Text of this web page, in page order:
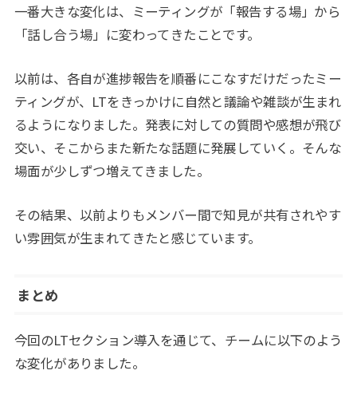
一番大きな変化は、ミーティングが「報告する場」から
「話し合う場」に変わってきたことです。
以前は、各自が進捗報告を順番にこなすだけだったミー
ティングが、LTをきっかけに自然と議論や雑談が生まれ
るようになりました。発表に対しての質問や感想が飛び
交い、そこからまた新たな話題に発展していく。そんな
場面が少しずつ増えてきました。
その結果、以前よりもメンバー間で知見が共有されやす
い雰囲気が生まれてきたと感じています。
まとめ
今回のLTセクション導入を通じて、チームに以下のよう
な変化がありました。